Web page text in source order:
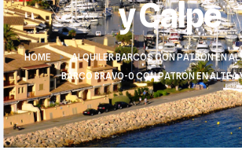
y Calpe
HOME > ALQUILER BARCOS CON PATRÓN EN
BARCO BRAVO-0 CON PATRÓN EN ALTEA